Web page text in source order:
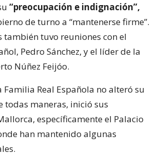
“preocupación e indignación”,
de turno a “mantenerse firme”.
también tuvo reuniones con el
Pedro Sánchez, y el líder de la
Núñez Feijóo.
Familia Real Española no alteró su
todas maneras, inició sus
específicamente el Palacio
han mantenido algunas